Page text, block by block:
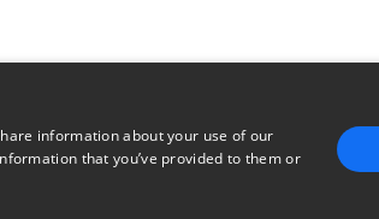
information about your use of our
that you’ve provided to them or